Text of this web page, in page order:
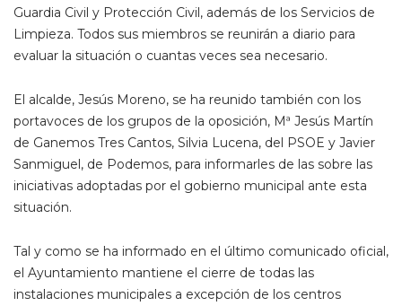
Guardia Civil y Protección Civil, además de los Servicios de
Limpieza. Todos sus miembros se reunirán a diario para
evaluar la situación o cuantas veces sea necesario.
El alcalde, Jesús Moreno, se ha reunido también con los
portavoces de los grupos de la oposición, Mª Jesús Martín
de Ganemos Tres Cantos, Silvia Lucena, del PSOE y Javier
Sanmiguel, de Podemos, para informarles de las sobre las
iniciativas adoptadas por el gobierno municipal ante esta
situación.
Tal y como se ha informado en el último comunicado oficial,
el Ayuntamiento mantiene el cierre de todas las
instalaciones municipales a excepción de los centros